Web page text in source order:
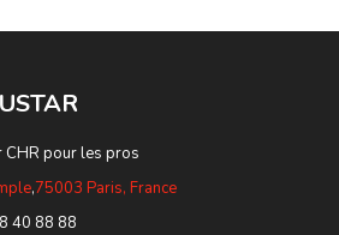
R
CHR pour les pros
,75003 Paris, France
40 88 88